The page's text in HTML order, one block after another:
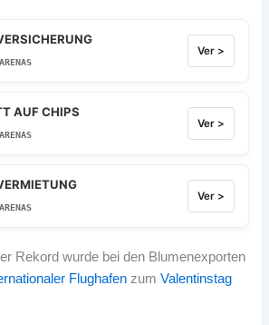
Ver >
AUF CHIPS
Ver >
Ver >
Rekord wurde bei den Blumenexporten
Flughafen zumValentinstag